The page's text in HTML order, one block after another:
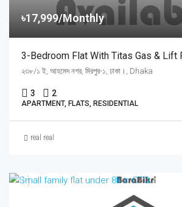
৳17,999/Monthly
২৩৮/১ ই, আহমেদ নগর, মিরপুর-১, ঢাকা।, Dhaka
3 2
APARTMENT, FLATS, RESIDENTIAL
real real